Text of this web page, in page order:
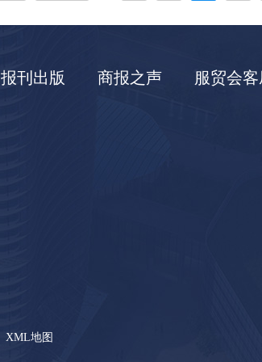
报刊出版 商报之声 服贸会
XML地图